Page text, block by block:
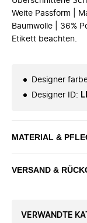
Weite Passform |
Baumwolle | 36%
Etikett beachten.
Designer
Designer ID:
MATERIAL &
VERSAND &
VERWANDTE